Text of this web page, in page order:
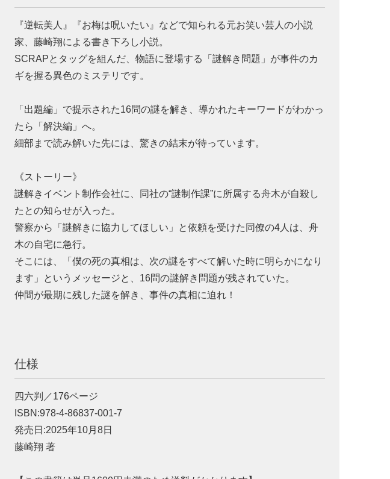
『逆転美人』『お梅は呪いたい』などで知られる元お笑い芸人の小説
家、藤崎翔による書き下ろし小説。
SCRAPとタッグを組んだ、物語に登場する「謎解き問題」が事件のカ
ギを握る異色のミステリです。
「出題編」で提示された16問の謎を解き、導かれたキーワードがわかっ
たら「解決編」へ。
細部まで読み解いた先には、驚きの結末が待っています。
《ストーリー》
謎解きイベント制作会社に、同社の“謎制作課”に所属する舟木が自殺し
たとの知らせが入った。
警察から「謎解きに協力してほしい」と依頼を受けた同僚の4人は、舟
木の自宅に急行。
そこには、「僕の死の真相は、次の謎をすべて解いた時に明らかになり
ます」というメッセージと、16問の謎解き問題が残されていた。
仲間が最期に残した謎を解き、事件の真相に迫れ！
仕様
四六判／176ページ
ISBN:978-4-86837-001-7
発売日:2025年10月8日
藤崎翔 著